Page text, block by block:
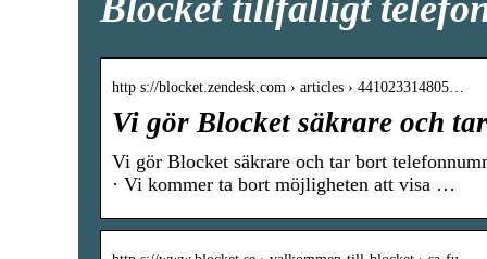
Blocket tillfälligt
http s://blocket.zendesk.com › articles › 441023314805…
Vi gör Blocket säkrare och
Vi gör Blocket säkrare och tar bort
· Vi kommer ta bort möjligheten att visa …